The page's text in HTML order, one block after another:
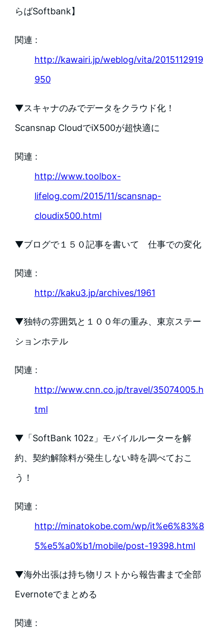
らばSoftbank】
関連 :
http://kawairi.jp/weblog/vita/2015112919
950
▼スキャナのみでデータをクラウド化！
Scansnap CloudでiX500が超快適に
関連 :
http://www.toolbox-
lifelog.com/2015/11/scansnap-
cloudix500.html
▼ブログで１５０記事を書いて 仕事での変化
関連 :
http://kaku3.jp/archives/1961
▼独特の雰囲気と１００年の重み、東京ステー
ションホテル
関連 :
http://www.cnn.co.jp/travel/35074005.h
tml
▼「SoftBank 102z」モバイルルーターを解
約、契約解除料が発生しない時を調べておこ
う！
関連 :
http://minatokobe.com/wp/it%e6%83%8
5%e5%a0%b1/mobile/post-19398.html
▼海外出張は持ち物リストから報告書まで全部
Evernoteでまとめる
関連 :